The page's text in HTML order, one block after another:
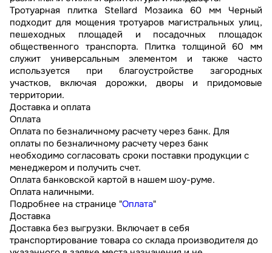
Тротуарная плитка Stellard Мозаика 60 мм Черный
подходит для мощения тротуаров магистральных улиц,
пешеходных площадей и посадочных площадок
общественного транспорта. Плитка толщиной 60 мм
служит универсальным элементом и также часто
используется при благоустройстве загородных
участков, включая дорожки, дворы и придомовые
территории.
Доставка и оплата
Оплата
Оплата по безналичному расчету через банк. Для
оплаты по безналичному расчету через банк
необходимо согласовать сроки поставки продукции с
менеджером и получить счет.
Оплата банковской картой в нашем шоу-руме.
Оплата наличными.
Подробнее на странице "Оплата"
Доставка
Доставка без выгрузки. Включает в себя
транспортирование товара со склада производителя до